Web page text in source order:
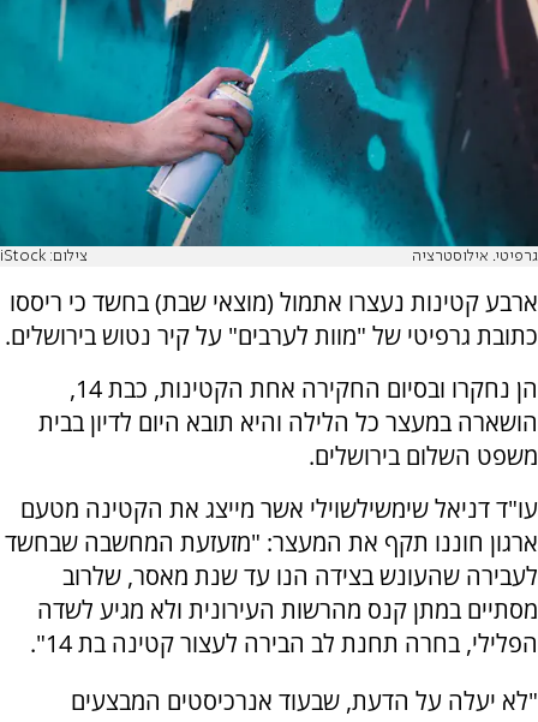
גרפיטי. אילוסטרציה צילום: iStock
ארבע קטינות נעצרו אתמול (מוצאי שבת) בחשד כי ריססו
כתובת גרפיטי של "מוות לערבים" על קיר נטוש בירושלים.
הן נחקרו ובסיום החקירה אחת הקטינות, כבת 14,
הושארה במעצר כל הלילה והיא תובא היום לדיון בבית
משפט השלום בירושלים.
עו"ד דניאל שימשילשוילי אשר מייצג את הקטינה מטעם
ארגון חוננו תקף את המעצר: "מזעזעת המחשבה שבחשד
לעבירה שהעונש בצידה הנו עד שנת מאסר, שלרוב
מסתיים במתן קנס מהרשות העירונית ולא מגיע לשדה
הפלילי, בחרה תחנת לב הבירה לעצור קטינה בת 14".
"לא יעלה על הדעת, שבעוד אנרכיסטים המבצעים